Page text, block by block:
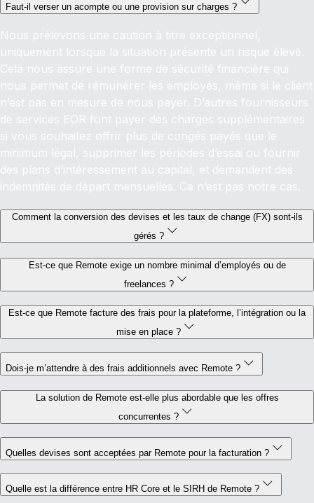
Faut-il verser un acompte ou une provision sur charges ?
Nous prélevons une caution à titre exceptionnel,
uniquement lorsque la situation présente un risque élevé.
Cela nous assure une forme de sécurité financière qui
nous permet de rémunérer les employés, même si le client
n’est pas en mesure de nous payer. D’autres fournisseurs
de services EOR font payer des charges supplémentaires
si vous souhaitez offrir plus de congés payés que le
minimum légal, supprimer les périodes d’essai ou fournir
des plans d’intéressement au capital, et demandent des
indemnités de départ mensuelles. Ce n’est pas notre cas.
Comment la conversion des devises et les taux de change (FX) sont-ils
gérés ?
Est-ce que Remote exige un nombre minimal d’employés ou de
freelances ?
Est-ce que Remote facture des frais pour la plateforme, l’intégration ou la
mise en place ?
Dois-je m’attendre à des frais additionnels avec Remote ?
La solution de Remote est-elle plus abordable que les offres
concurrentes ?
Quelles devises sont acceptées par Remote pour la facturation ?
Quelle est la différence entre HR Core et le SIRH de Remote ?